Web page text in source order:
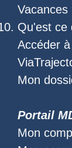
Vacances
Qu'est ce
Accéder
Mon
Portail
Mon